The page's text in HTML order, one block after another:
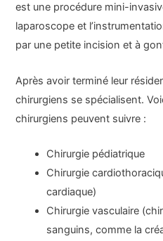
est une procédure mini-
laparoscope et
par une petite incision et à
Après avoir terminé leur
chirurgiens se spécialisent.
chirurgiens peuvent suivre :
Chirurgie pédiatrique
Chirurgie
cardiaque)
Chirurgie vasculaire
sanguins, comme la